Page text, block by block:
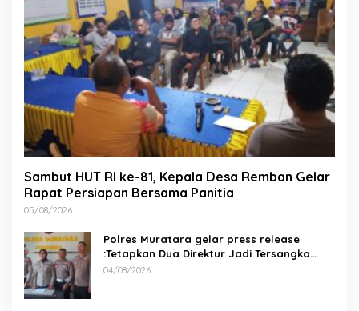
Sambut HUT RI ke-81, Kepala Desa Remban Gelar
Rapat Persiapan Bersama Panitia
05/08/2026
Polres Muratara gelar press release
:Tetapkan Dua Direktur Jadi Tersangka
Kecelakaan Maut antara Bus ALS dan
04/08/2026